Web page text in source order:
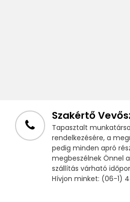
Szakértő
Tapasztalt
rendelkezésére, a
pedig minden apró
megbeszélnek Önnel
szállítás várható
Hívjon minket: (06-1)